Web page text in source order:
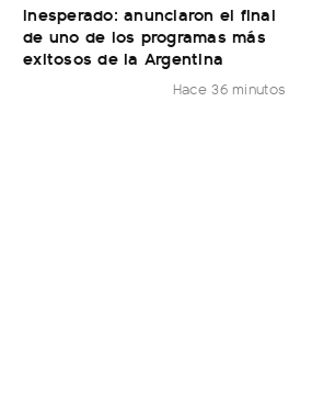
Inesperado: anunciaron el final
de uno de los programas más
exitosos de la Argentina
Hace 36 minutos